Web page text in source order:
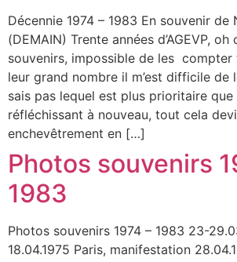
Décennie 1974 – 1983 En souvenir de
(DEMAIN) Trente années d’AGEVP,
souvenirs, impossible de les compter
leur grand nombre il m’est difficile de
sais pas lequel est plus prioritaire que
réfléchissant à nouveau, tout cela
enchevêtrement en […]
Photos souvenirs
1983
Photos souvenirs 1974 – 1983 23-
18.04.1975 Paris, manifestation